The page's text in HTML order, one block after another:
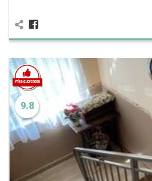
9.8